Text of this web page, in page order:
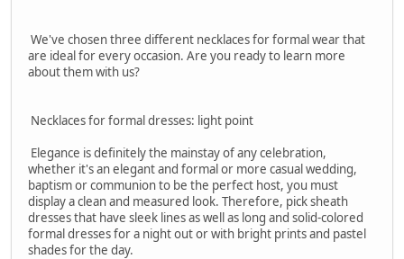
We've chosen three different necklaces for formal wear that
are ideal for every occasion. Are you ready to learn more
about them with us?
Necklaces for formal dresses: light point
Elegance is definitely the mainstay of any celebration,
whether it's an elegant and formal or more casual wedding,
baptism or communion to be the perfect host, you must
display a clean and measured look. Therefore, pick sheath
dresses that have sleek lines as well as long and solid-colored
formal dresses for a night out or with bright prints and pastel
shades for the day.